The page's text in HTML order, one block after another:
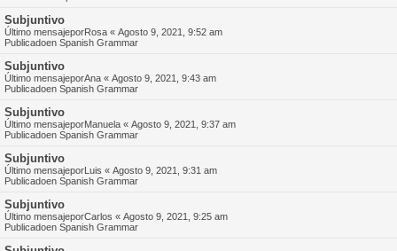
Subjuntivo
Último mensajeporRosa « Agosto 9, 2021, 9:52 am
Publicadoen Spanish Grammar
Subjuntivo
Último mensajeporAna « Agosto 9, 2021, 9:43 am
Publicadoen Spanish Grammar
Subjuntivo
Último mensajeporManuela « Agosto 9, 2021, 9:37 am
Publicadoen Spanish Grammar
Subjuntivo
Último mensajeporLuis « Agosto 9, 2021, 9:31 am
Publicadoen Spanish Grammar
Subjuntivo
Último mensajeporCarlos « Agosto 9, 2021, 9:25 am
Publicadoen Spanish Grammar